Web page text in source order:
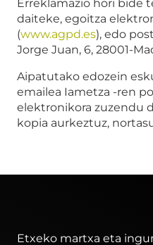
Erreklamazio hori bide
daiteke, egoitza
(www.agpd.es), edo
Jorge Juan, 6, 28001-
Aipatutako edozein
emailea Iametza -ren
elektronikora zuzendu
kopia aurkeztuz,
Etxeko martxa eta